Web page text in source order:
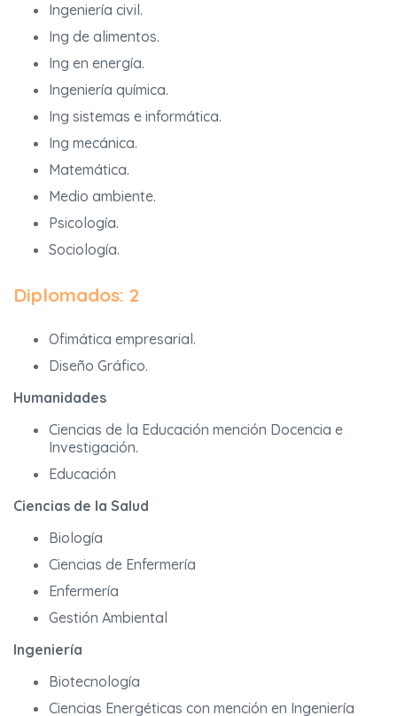
Ingeniería civil.
Ing de alimentos.
Ing en energía.
Ingeniería química.
Ing sistemas e informática.
Ing mecánica.
Matemática.
Medio ambiente.
Psicología.
Sociología.
Diplomados: 2
Ofimática empresarial.
Diseño Gráfico.
Humanidades
Ciencias de la Educación mención Docencia e
Investigación.
Educación
Ciencias de la Salud
Biología
Ciencias de Enfermería
Enfermería
Gestión Ambiental
Ingeniería
Biotecnología
Ciencias Energéticas con mención en Ingeniería